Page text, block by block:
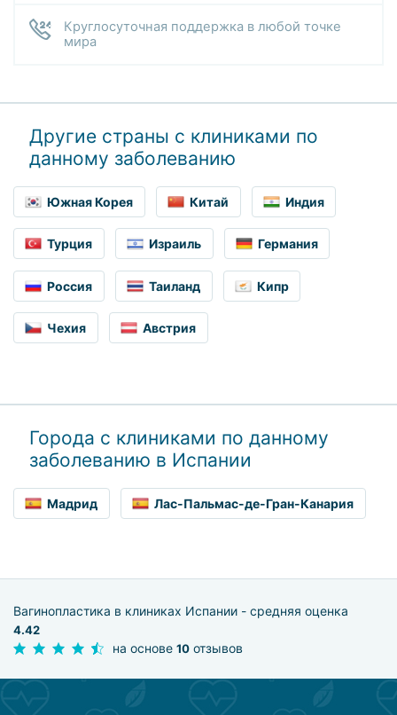
Круглосуточная поддержка в любой точке
мира
Другие страны с клиниками по
данному заболеванию
Южная Корея Китай Индия
Турция Израиль Германия
Россия Таиланд Кипр
Чехия Австрия
Города с клиниками по данному
заболеванию в Испании
Мадрид Лас-Пальмас-де-Гран-Канария
Вагинопластика в клиниках Испании - средняя оценка
4.42
на основе 10 отзывов